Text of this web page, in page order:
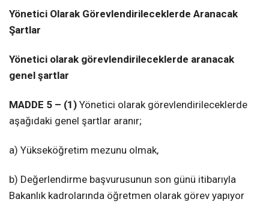
Yönetici Olarak Görevlendirileceklerde Aranacak
Şartlar
Yönetici olarak görevlendirileceklerde aranacak
genel şartlar
MADDE 5 – (1) Yönetici olarak görevlendirileceklerde
aşağıdaki genel şartlar aranır;
a) Yükseköğretim mezunu olmak,
b) Değerlendirme başvurusunun son günü itibarıyla
Bakanlık kadrolarında öğretmen olarak görev yapıyor